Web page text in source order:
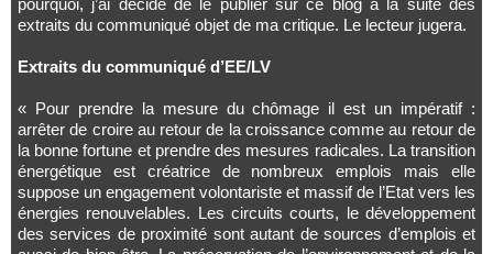
pourquoi, j’ai décidé de le publier sur ce blog à la suite des
extraits du communiqué objet de ma critique. Le lecteur jugera.
Extraits du communiqué d’EE/LV
« Pour prendre la mesure du chômage il est un impératif :
arrêter de croire au retour de la croissance comme au retour de
la bonne fortune et prendre des mesures radicales. La transition
énergétique est créatrice de nombreux emplois mais elle
suppose un engagement volontariste et massif de l’Etat vers les
énergies renouvelables. Les circuits courts, le développement
des services de proximité sont autant de sources d’emplois et